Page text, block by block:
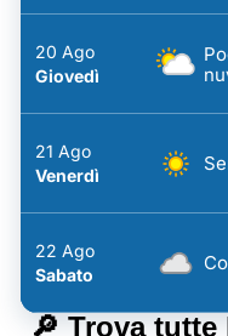
20 Ago
Giovedì
21 Ago
Venerdì
22 Ago
Sabato
🔎 Trova